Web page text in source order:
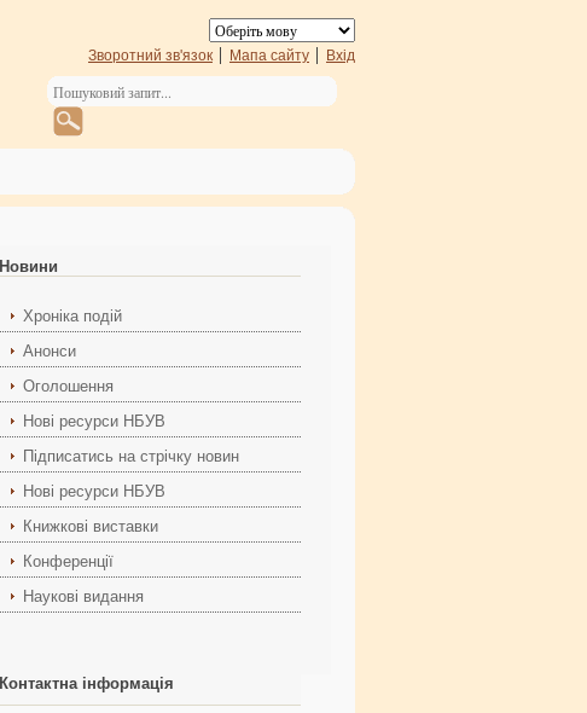
Зворотний зв'язок Мапа сайту Вхід
Новини
Хроніка подій
Анонси
Оголошення
Нові ресурси НБУВ
Підписатись на стрічку новин
Нові ресурси НБУВ
Книжкові виставки
Конференції
Наукові видання
Контактна інформація